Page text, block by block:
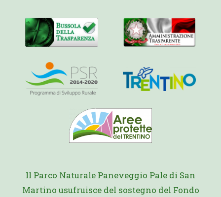
Il Parco Naturale Paneveggio Pale di San
Martino usufruisce del sostegno del Fondo